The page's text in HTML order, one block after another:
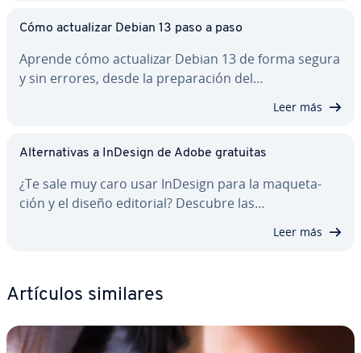
Cómo ac­tua­li­zar Debian 13 paso a paso
Aprende cómo ac­tua­li­zar Debian 13 de forma segura
y sin errores, desde la pre­pa­ra­ción del…
Leer más
Al­te­r­na­ti­vas a InDesign de Adobe gratuitas
¿Te sale muy caro usar InDesign para la ma­que­ta­
ción y el diseño editorial? Descubre las…
Leer más
Artículos similares